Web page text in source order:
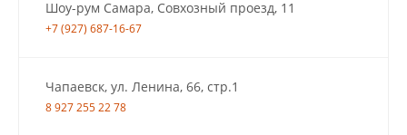
Шоу-рум Самара, Совхозный проезд, 11
+7 (927) 687-16-67
Чапаевск, ул. Ленина, 66, стр.1
8 927 255 22 78